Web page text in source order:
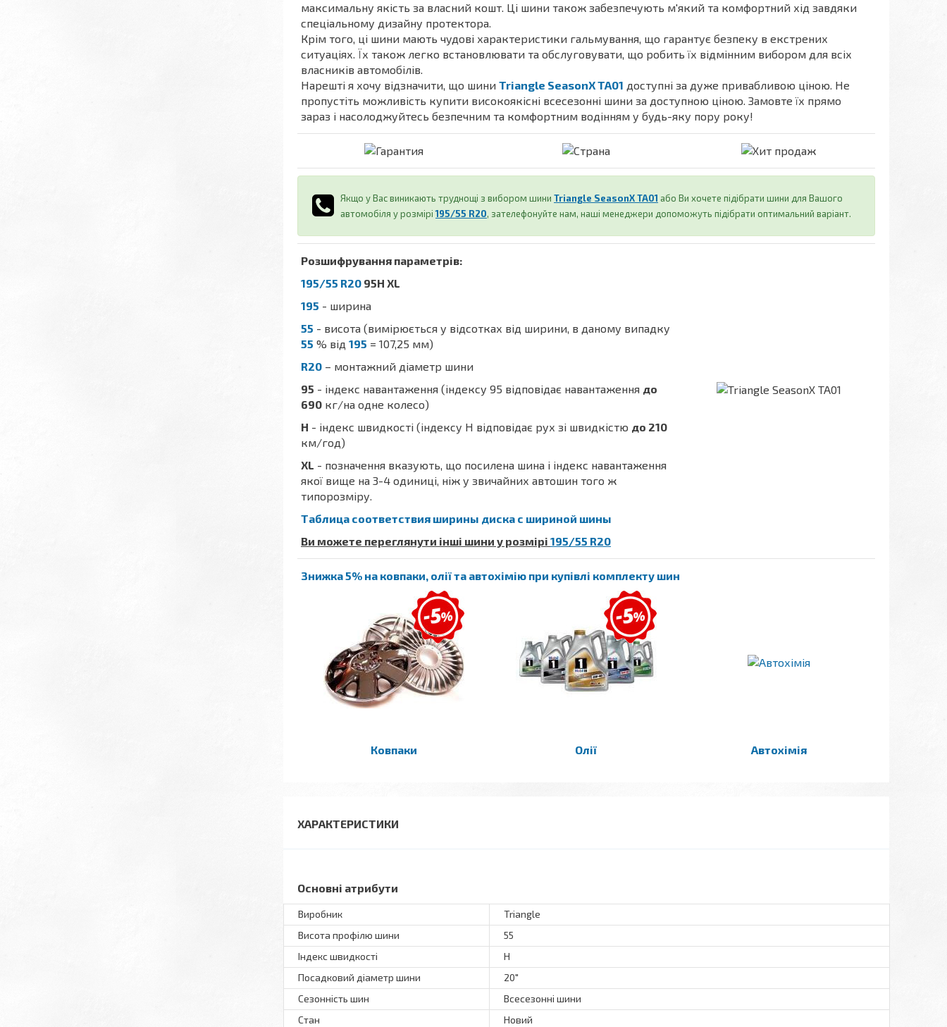
максимальну якість за власний кошт. Ці шини також забезпечують м'який та комфортний хід завдяки
спеціальному дизайну протектора.
Крім того, ці шини мають чудові характеристики гальмування, що гарантує безпеку в екстрених
ситуаціях. Їх також легко встановлювати та обслуговувати, що робить їх відмінним вибором для всіх
власників автомобілів.
Нарешті я хочу відзначити, що шини Triangle SeasonX TA01 доступні за дуже привабливою ціною. Не
пропустіть можливість купити високоякісні всесезонні шини за доступною ціною. Замовте їх прямо
зараз і насолоджуйтесь безпечним та комфортним водінням у будь-яку пору року!
Якщо у Вас виникають труднощі з вибором шини Triangle SeasonX TA01 або Ви хочете підібрати шини для Вашого
автомобіля у розмірі195/55 R20, зателефонуйте нам, наші менеджери допоможуть підібрати оптимальний варіант.
Розшифрування параметрів:
195/55 R20 95H XL
195 - ширина
55 - висота (вимірюється у відсотках від ширини, в даному випадку
55 % від 195 = 107,25 мм)
R20 – монтажний діаметр шини
95 - індекс навантаження (індексу 95 відповідає навантаження до
690 кг/на одне колесо)
H - індекс швидкості (індексу H відповідає рух зі швидкістю до 210
км/год)
XL - позначення вказують, що посилена шина і індекс навантаження
якої вище на 3-4 одиниці, ніж у звичайних автошин того ж
типорозміру.
Таблица соответствия ширины диска с шириной шины
Ви можете переглянути інші шини у розмірі 195/55 R20
Знижка 5% на ковпаки, олії та автохімію при купівлі комплекту шин
Ковпаки Олії Автохімія
ХАРАКТЕРИСТИКИ
Основні атрибути
Виробник
Triangle
Висота профілю шини
55
Індекс швидкості
H
Посадковий діаметр шини
20"
Сезонність шин
Всесезонні шини
Стан
Новий